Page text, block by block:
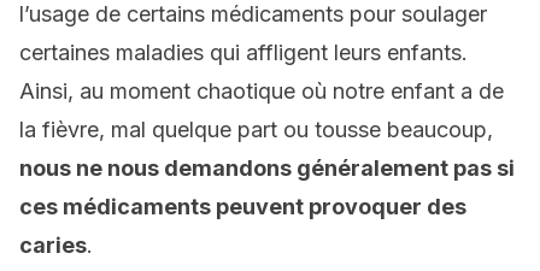
l’usage de certains médicaments pour soulager
certaines maladies qui affligent leurs enfants.
Ainsi, au moment chaotique où notre enfant a de
la fièvre, mal quelque part ou tousse beaucoup,
nous ne nous demandons généralement pas si
ces médicaments peuvent provoquer des
caries.